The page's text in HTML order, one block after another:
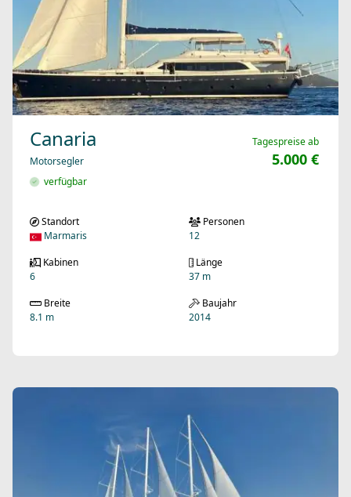
Canaria
Motorsegler
verfügbar
Tagespreise ab
5.000 €
Standort
Marmaris
Personen
12
Kabinen
6
Länge
37 m
Breite
8.1 m
Baujahr
2014